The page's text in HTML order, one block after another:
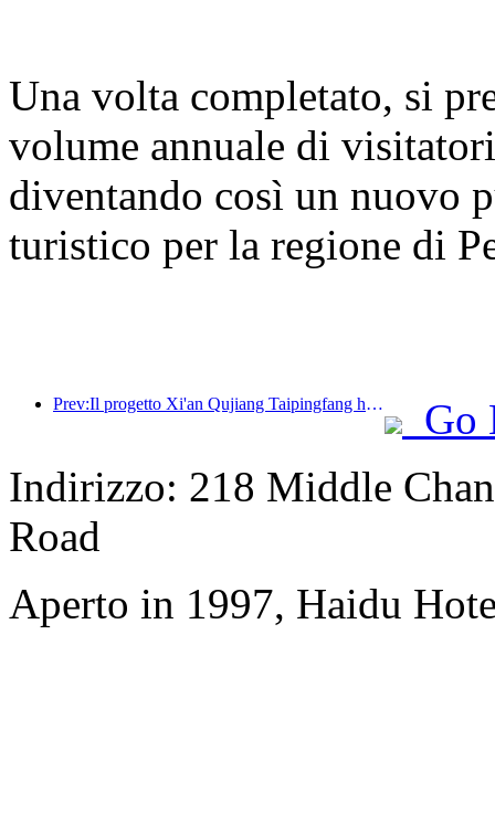
Una volta completato, si
volume annuale di
diventando così un nuovo
turistico per la regione di
Prev:Il progetto Xi'an Qujiang Taipingfang ha ufficialmente preso il via, con un'area edificabile totale di 137.000 metri quadrati.
Go
Indirizzo: 218 Middle
Road
Aperto in 1997, Haidu